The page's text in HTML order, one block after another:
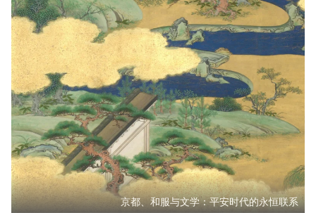
京都、和服与文学：平安时代的永恒联系